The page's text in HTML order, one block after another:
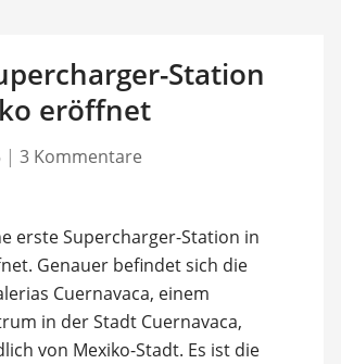
Station
eröffnet
| 3 Kommentare
erste Supercharger-Station in
Genauer befindet sich die
Cuernavaca, einem
in der Stadt Cuernavaca,
von Mexiko-Stadt. Es ist die